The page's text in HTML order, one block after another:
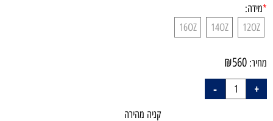
*מידה:
12OZ
14OZ
16OZ
מחיר: ₪560
קניה מהירה